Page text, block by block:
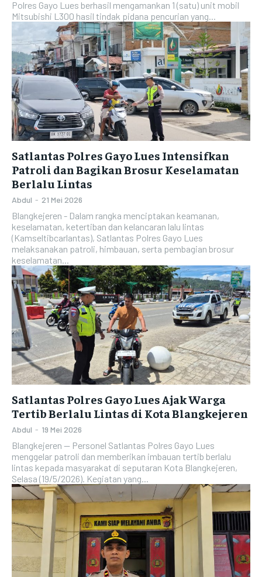
Polres Gayo Lues berhasil mengamankan 1 (satu) unit mobil
Mitsubishi L300 hasil tindak pidana pencurian yang...
Satlantas Polres Gayo Lues Intensifkan
Patroli dan Bagikan Brosur Keselamatan
Berlalu Lintas
Abdul - 21 Mei 2026
Blangkejeren - Dalam rangka menciptakan keamanan,
keselamatan, ketertiban dan kelancaran lalu lintas
(Kamseltibcarlantas), Satlantas Polres Gayo Lues
melaksanakan patroli, himbauan, serta pembagian brosur
keselamatan...
Satlantas Polres Gayo Lues Ajak Warga
Tertib Berlalu Lintas di Kota Blangkejeren
Abdul - 19 Mei 2026
Blangkejeren — Personel Satlantas Polres Gayo Lues
menggelar patroli dan memberikan imbauan tertib berlalu
lintas kepada masyarakat di seputaran Kota Blangkejeren,
Selasa (19/5/2026). Kegiatan yang...